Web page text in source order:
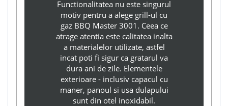
Functionalitatea nu este singurul
motiv pentru a alege grill-ul cu
gaz BBQ Master 3001. Ceea ce
atrage atentia este calitatea inalta
a materialelor utilizate, astfel
incat poti fi sigur ca gratarul va
dura ani de zile. Elementele
exterioare - inclusiv capacul cu
maner, panoul si usa dulapului
sunt din otel inoxidabil.